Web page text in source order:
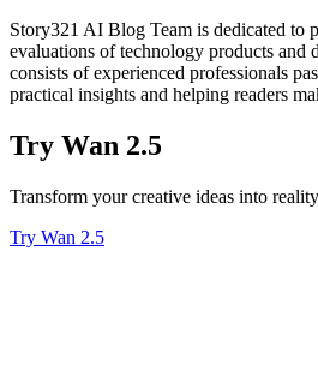
Story321 AI Blog Team is dedicated to
evaluations of technology products and
consists of experienced professionals
practical insights and helping readers
Try Wan 2.5
Transform your creative ideas into
Try Wan 2.5